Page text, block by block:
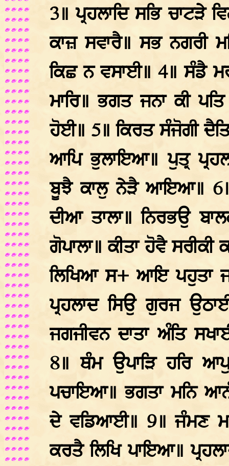
3॥ ਪ੍ਰਹਲਾਦਿ ਸਭਿ
ਕਾਜ਼ ਸਵਾਰੈ॥ ਸਭ ਨਗਰੀ
ਕਿਛ ਨ ਵਸਾਈ॥ 4॥ ਸੰਡੈ
ਮਾਰਿ॥ ਭਗਤ ਜਨਾ ਕੀ
ਹੋਈ॥ 5॥ ਕਿਰਤ ਸੰਜੋਗੀ
ਆਪਿ ਭੁਲਾਇਆ॥ ਪੁਤ੍ਰ
ਬੂਝੈ ਕਾਲੁ ਨੇੜੈ ਆਇਆ॥ 6॥
ਦੀਆ ਤਾਲਾ॥ ਨਿਰਭਉ
ਗੋਪਾਲਾ॥ ਕੀਤਾ ਹੋਵੈ
ਲਿਖਿਆ ਸ+ ਆਇ ਪਹੁਤਾ
ਪ੍ਰਹਲਾਦ ਸਿਉ ਗੁਰਜ
ਜਗਜੀਵਨ ਦਾਤਾ ਅੰਤਿ
8॥ ਥੰਮ ਉਪਾੜਿ ਹਰਿ
ਪਚਾਇਆ॥ ਭਗਤਾ ਮਨਿ
ਦੇ ਵਡਿਆਈ॥ 9॥ ਜੰਮਣ
ਕਰਤੈ ਲਿਖਿ ਪਾਇਆ॥